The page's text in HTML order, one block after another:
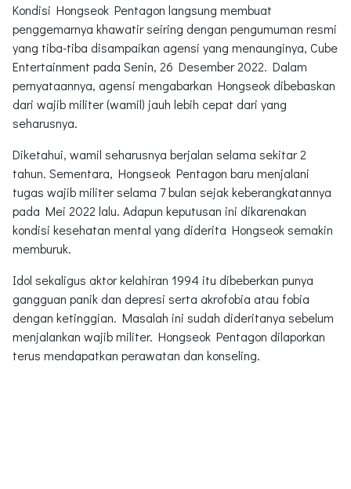
Kondisi Hongseok Pentagon langsung membuat
penggemarnya khawatir seiring dengan pengumuman resmi
yang tiba-tiba disampaikan agensi yang menaunginya, Cube
Entertainment pada Senin, 26 Desember 2022. Dalam
pernyataannya, agensi mengabarkan Hongseok dibebaskan
dari wajib militer (wamil) jauh lebih cepat dari yang
seharusnya.
Diketahui, wamil seharusnya berjalan selama sekitar 2
tahun. Sementara, Hongseok Pentagon baru menjalani
tugas wajib militer selama 7 bulan sejak keberangkatannya
pada Mei 2022 lalu. Adapun keputusan ini dikarenakan
kondisi kesehatan mental yang diderita Hongseok semakin
memburuk.
Idol sekaligus aktor kelahiran 1994 itu dibeberkan punya
gangguan panik dan depresi serta akrofobia atau fobia
dengan ketinggian. Masalah ini sudah dideritanya sebelum
menjalankan wajib militer. Hongseok Pentagon dilaporkan
terus mendapatkan perawatan dan konseling.